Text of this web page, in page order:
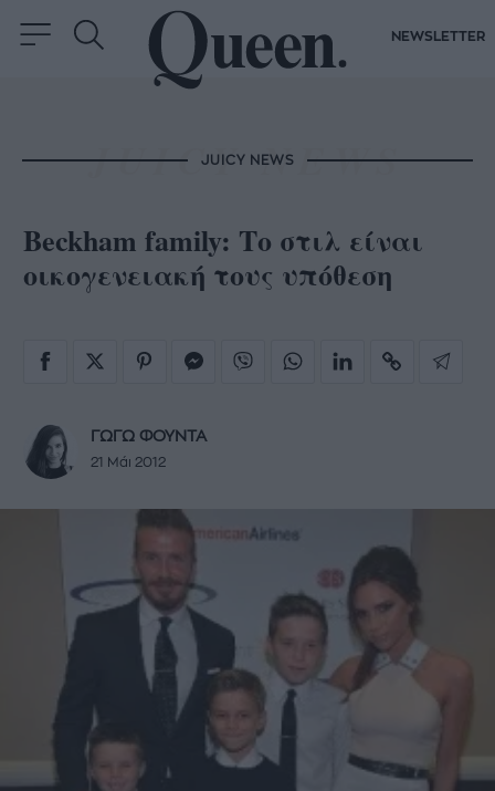
NEWSLETTER
JUICY NEWS
Beckham family: Το στιλ είναι
οικογενειακή τους υπόθεση
ΓΩΓΩ ΦΟΥΝΤΑ
21 Μάι 2012